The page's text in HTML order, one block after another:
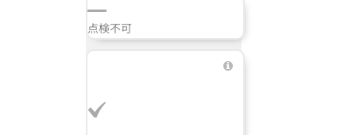
点検不可